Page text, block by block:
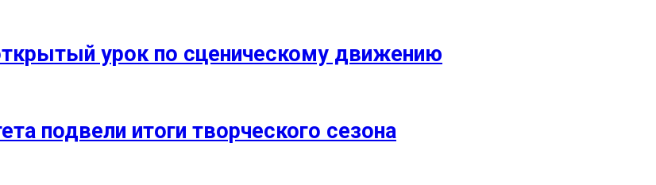
урок по сценическому движению
подвели итоги творческого сезона